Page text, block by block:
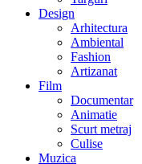
Design
Arhitectura
Ambiental
Fashion
Artizanat
Film
Documentar
Animatie
Scurt metraj
Culise
Muzica